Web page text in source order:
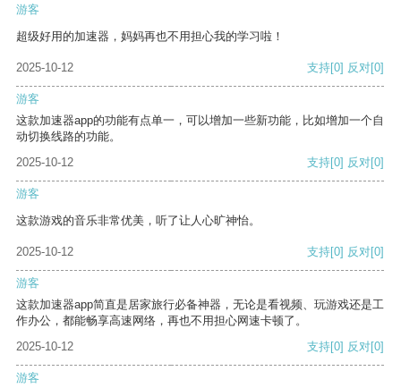
游客
超级好用的加速器，妈妈再也不用担心我的学习啦！
2025-10-12 支持[0] 反对[0]
游客
这款加速器app的功能有点单一，可以增加一些新功能，比如增加一个自
动切换线路的功能。
2025-10-12
支持[0] 反对[0]
游客
这款游戏的音乐非常优美，听了让人心旷神怡。
2025-10-12 支持[0] 反对[0]
游客
这款加速器app简直是居家旅行必备神器，无论是看视频、玩游戏还是工
作办公，都能畅享高速网络，再也不用担心网速卡顿了。
2025-10-12
支持[0] 反对[0]
游客